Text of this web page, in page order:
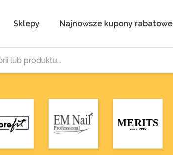
Sklepy Najnowsze kupony rabatowe